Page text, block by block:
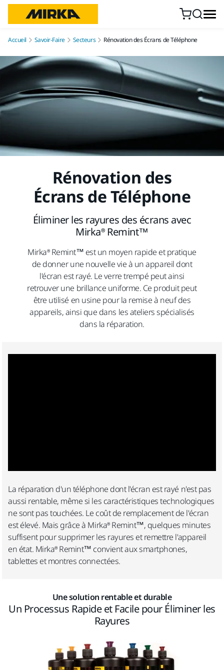
Accueil Savoir-Faire Secteurs Rénovation des Écrans de Téléphone
Rénovation des
Écrans de Téléphone
Éliminer les rayures des écrans avec
Mirka® Remint™
Mirka® Remint™ est un moyen rapide et pratique
de donner une nouvelle vie à un appareil dont
l'écran est rayé. Le verre trempé peut ainsi
retrouver une brillance uniforme. Ce produit peut
être utilisé en usine pour la remise à neuf des
appareils, ainsi que dans les ateliers spécialisés
dans la réparation.
La réparation d'un téléphone dont l'écran est rayé n'est pas
aussi rentable, même si les caractéristiques technologiques
ne sont pas touchées. Le coût de remplacement de l'écran
est élevé. Mais grâce à Mirka® Remint™, quelques minutes
suffisent pour supprimer les rayures et remettre l'appareil
en état. Mirka® Remint™ convient aux smartphones,
tablettes et montres connectées.
Une solution rentable et durable
Un Processus Rapide et Facile pour Éliminer les
Rayures